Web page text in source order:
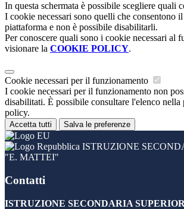
In questa schermata è possibile scegliere quali
I cookie necessari sono quelli che consentono
piattaforma e non è possibile disabilitarli.
Per conoscere quali sono i cookie necessari al
visionare la COOKIE POLICY.
Cookie necessari per il funzionamento
I cookie necessari per il funzionamento non
disabilitati. È possibile consultare l'elenco nella
policy.
Accetta tutti Salva le preferenze
ISTRUZIONE
"E. MATTEI"
Contatti
ISTRUZIONE SECONDARIA